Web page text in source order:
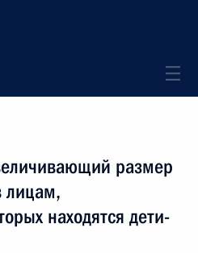
размер
лицам,
находятся дети-